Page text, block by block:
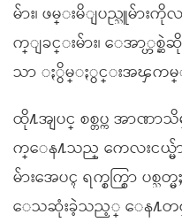
မ်ား၊ ဖမ္းမိျပည္သူမ်ာ
က္ျခင္းမ်ား၊ ေအာ္ဟစ္
သာ ႏွိမ္ႏွင္းအၾကမ္
ထို႔အျပင္ စစ္တပ္က အာဏ
က္ေန႔သည္ ကေလးငယ္မ်
မ်ားအေပၚ ရက္စက္စြာ ပ
ေသဆုံးခဲ့သည့္ ေန႔တစ္ေ